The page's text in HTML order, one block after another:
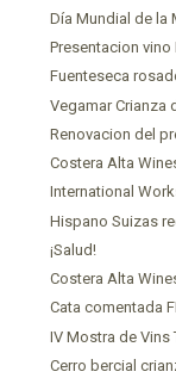
Día Mundial de la
Presentacion vino
Fuenteseca
Vegamar Crianza
Renovacion del
Costera Alta
International
Hispano Suizas
¡Salud!
Costera Alta
Cata comentada
IV Mostra de
Cerro bercial